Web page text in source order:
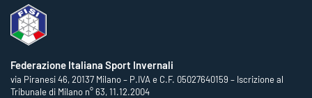
Federazione Italiana Sport Invernali
via Piranesi 46, 20137 Milano – P.IVA e C.F. 05027640159 – Iscrizione al
Tribunale di Milano n° 63, 11.12.2004